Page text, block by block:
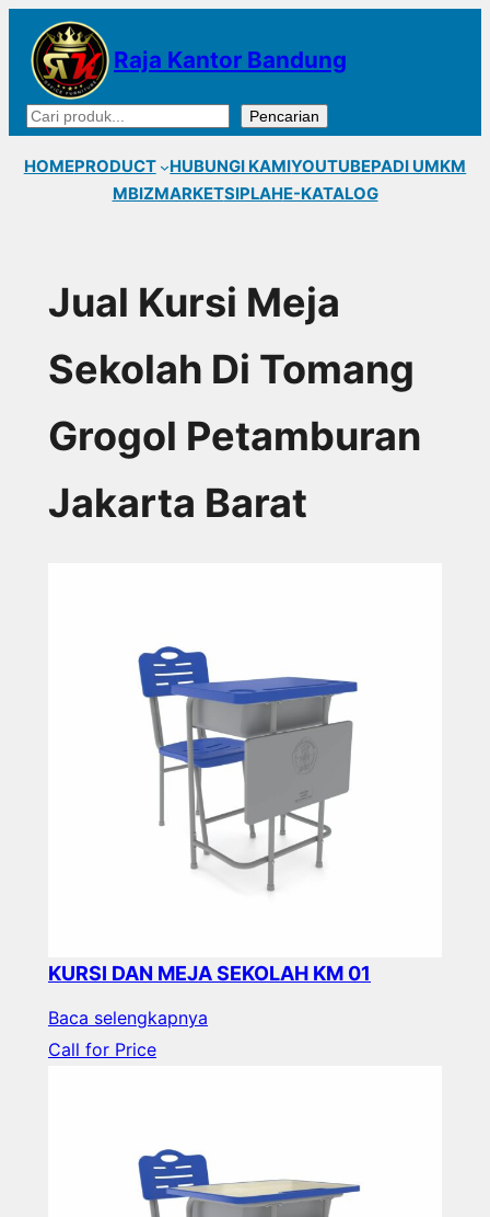
Lewati
konten
Raja Kantor Bandung
Cari Pencarian
HOMEPRODUCT HUBUNGI KAMIYOUTUBEPADI UMKM
MBIZMARKETSIPLAHE-KATALOG
Jual Kursi Meja
Sekolah Di Tomang
Grogol Petamburan
Jakarta Barat
KURSI DAN MEJA SEKOLAH KM 01
Baca selengkapnya
Call for Price